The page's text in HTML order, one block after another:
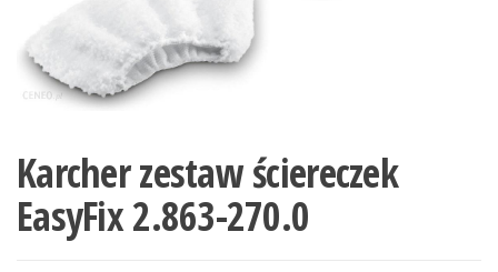
Karcher zestaw ściereczek
EasyFix 2.863-270.0